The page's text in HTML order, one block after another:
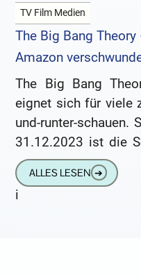
TV Film Medien
The Big Bang
Amazon
The Big Bang
eignet sich für viele
und-runter-schauen.
31.12.2023 ist die
zu finden. Wer The Big
ALLES LESEN ➔
i